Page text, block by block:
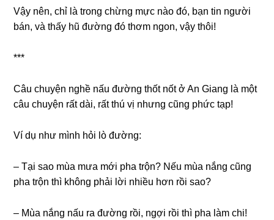
Vậy nên, chỉ là trong chừng mực nào đó, bạn tin người
bán, và thấy hũ đường đó thơm ngon, vậy thôi!
***
Câu chuyện nghề nấu đường thốt nốt ở An Giang là một
câu chuyện rất dài, rất thú vị nhưng cũng phức tạp!
Ví dụ như mình hỏi lò đường:
– Tại sao mùa mưa mới pha trộn? Nếu mùa nắng cũng
pha trộn thì không phải lời nhiều hơn rồi sao?
– Mùa nắng nấu ra đường rồi, ngợi rồi thì pha làm chi!